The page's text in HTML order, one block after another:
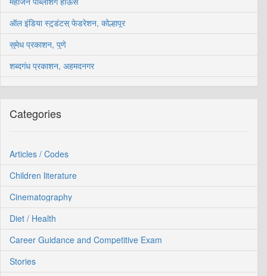
ऑल इंडिया स्टुडंटस् फेडरेशन, कोल्हापूर
सुमेध प्रकाशन, पुणे
शब्दगंध प्रकाशन, अहमदनगर
Categories
Articles / Codes
Children literature
Cinematography
Diet / Health
Career Guidance and Competitive Exam
Stories